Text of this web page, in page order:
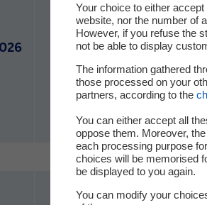
A partir de 14
A l’occasion des
cœur de l’énergie
bâtissent l’avenir
Your choice to either
website, nor the number of
However, if you refuse the
not be able to display
The information gathered
those processed on your
partners, according to the
You can either accept all
oppose them. Moreover,
each processing purpose
choices will be memorised
be displayed to you again.
You can modify your